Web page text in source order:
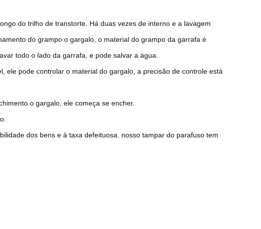
do trilho de transtorte. Há duas vezes de interno e a lavagem
do grampo o gargalo, o material do grampo da garrafa é
todo o lado da garrafa, e pode salvar a água.
ele pode controlar o material do gargalo, a precisão de controle está
o gargalo, ele começa se encher.
dos bens e à taxa defeituosa. nosso tampar do parafuso tem